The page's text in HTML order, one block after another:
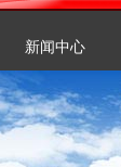
新闻中心